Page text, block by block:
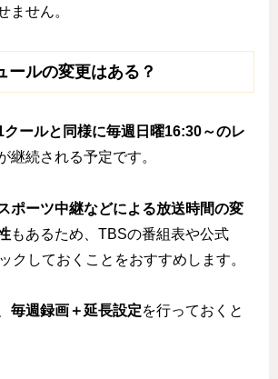
ません。
ールの変更はある？
クールと同様に毎週日曜16:30～のレ
継続される予定です。
ポーツ中継などによる放送時間の変
もあるため、TBSの番組表や公式
クしておくことをおすすめします。
毎週録画＋延長設定を行っておくと